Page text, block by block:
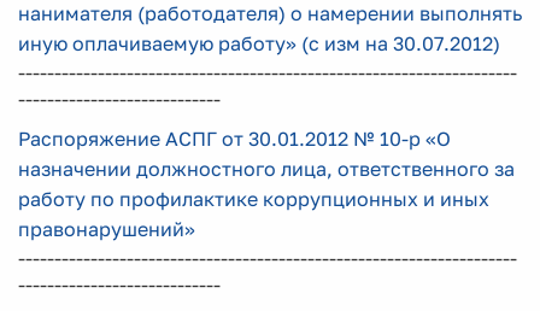
нанимателя (работодателя) о намерении выполнять
иную оплачиваемую работу» (с изм на 30.07.2012)
---------------------------------------------------------------------
----------------------------
Распоряжение АСПГ от 30.01.2012 № 10-р «О
назначении должностного лица, ответственного за
работу по профилактике коррупционных и иных
правонарушений»
---------------------------------------------------------------------
----------------------------